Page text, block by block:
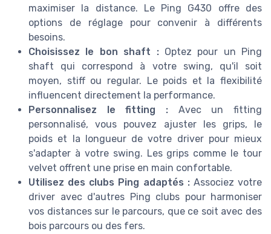
maximiser la distance. Le Ping G430 offre des
options de réglage pour convenir à différents
besoins.
Choisissez le bon shaft :Optez pour un Ping
shaft qui correspond à votre swing, qu'il soit
moyen, stiff ou regular. Le poids et la flexibilité
influencent directement la performance.
Personnalisez le fitting : Avec un fitting
personnalisé, vous pouvez ajuster les grips, le
poids et la longueur de votre driver pour mieux
s'adapter à votre swing. Les grips comme le tour
velvet offrent une prise en main confortable.
Utilisez des clubs Ping adaptés :Associez votre
driver avec d'autres Ping clubs pour harmoniser
vos distances sur le parcours, que ce soit avec des
bois parcours ou des fers.